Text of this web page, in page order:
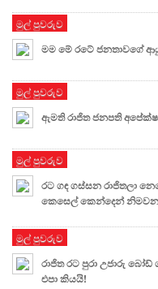
මුල් පුවරුව
මම මේ රටේ ජනතාවගේ
මුල් පුවරුව
ඇමති රාජිත ජනපති
මුල් පුවරුව
රට ගඳ ගස්සන රාජිතලා
කෙසෙල් කෙන්දෙන් නිමවන
මුල් පුවරුව
රාජිත රට පුරා උජාරු
එපා කියයි!